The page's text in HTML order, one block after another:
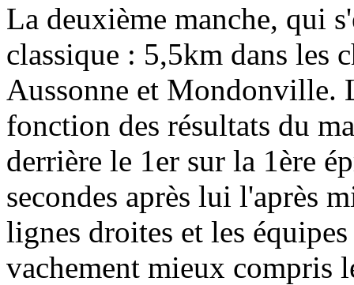
La deuxième manche, qui
classique : 5,5km dans les
Aussonne et Mondonville.
fonction des résultats du
derrière le 1er sur la 1ère
secondes après lui l'après
lignes droites et les
vachement mieux compris